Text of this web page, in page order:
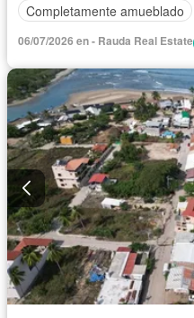
Completamente amueblado
06/07/2026 en - Rauda Real Estate